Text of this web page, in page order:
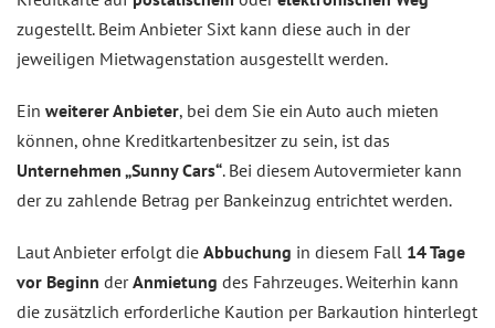
zugestellt. Beim Anbieter Sixt kann diese auch in der
jeweiligen Mietwagenstation ausgestellt werden.
Ein weiterer Anbieter, bei dem Sie ein Auto auch mieten
können, ohne Kreditkartenbesitzer zu sein, ist das
Unternehmen „Sunny Cars“. Bei diesem Autovermieter kann
der zu zahlende Betrag per Bankeinzug entrichtet werden.
Laut Anbieter erfolgt die Abbuchung in diesem Fall 14 Tage
vor Beginn derAnmietung des Fahrzeuges. Weiterhin kann
die zusätzlich erforderliche Kaution per Barkaution hinterlegt